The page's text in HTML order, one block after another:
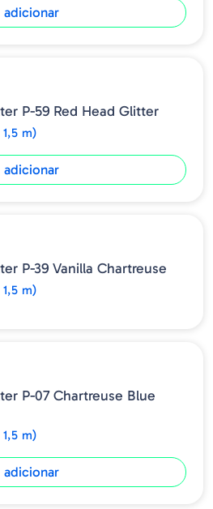
adicionar
P-59 Red Head Glitter
m)
adicionar
P-39 Vanilla Chartreuse
m)
P-07 Chartreuse Blue
m)
adicionar